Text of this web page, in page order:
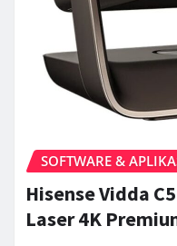
SOFTWARE &
Hisense Vidda
Laser 4K